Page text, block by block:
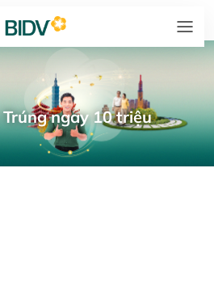
ngay 10 triệu